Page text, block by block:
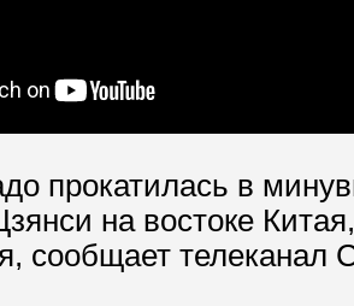
прокатилась в
на востоке
сообщает телеканал